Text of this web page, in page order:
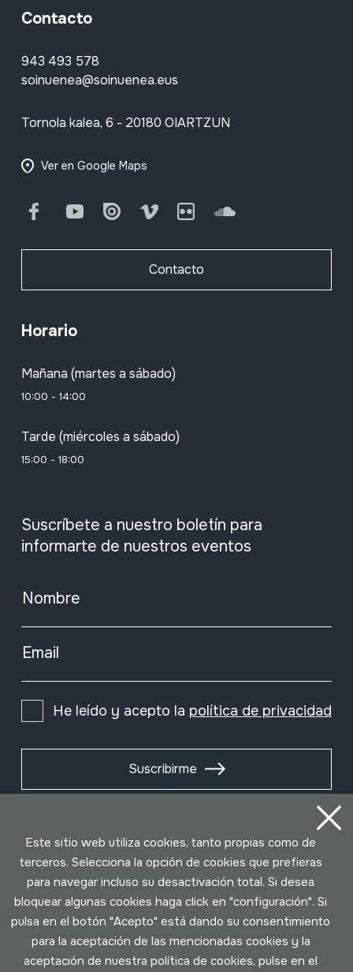
Contacto
943 493 578
soinuenea@soinuenea.eus
Tornola kalea, 6 - 20180 OIARTZUN
Ver en Google Maps
FacebookYoutube Issuu Vimeo Flickr SoundCloud
Contacto
Horario
Mañana (martes a sábado)
10:00 - 14:00
Tarde (miércoles a sábado)
15:00 - 18:00
Suscríbete a nuestro boletín para
informarte de nuestros eventos
Nombre
Email
He leído y acepto la política de privacidad
Suscribirme
Este sitio web utiliza cookies, tanto propias como de
terceros. Selecciona la opción de cookies que prefieras
para navegar incluso su desactivación total. Si desea
bloquear algunas cookies haga click en "configuración". Si
pulsa en el botón "Acepto" está dando su consentimiento
para la aceptación de las mencionadas cookies y la
aceptación de nuestra política de cookies, pulse en el